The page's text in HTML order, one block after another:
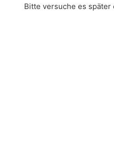
Bitte versuche es später